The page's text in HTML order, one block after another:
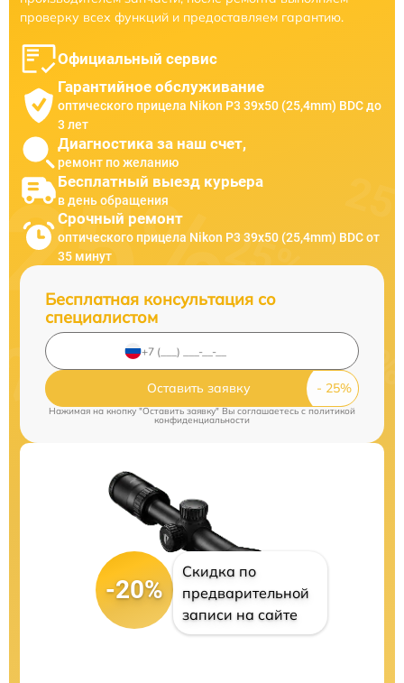
проверку всех функций и предоставляем гарантию.
Официальный сервис
Гарантийное обслуживание
оптического прицела Nikon P3 39x50 (25,4mm) BDC до
3 лет
Диагностика за наш счет,
ремонт по желанию
Бесплатный выезд курьера
в день обращения
Срочный ремонт
оптического прицела Nikon P3 39x50 (25,4mm) BDC от
35 минут
Бесплатная консультация со
специалистом
Оставить заявку
Нажимая на кнопку "Оставить заявку" Вы соглашаетесь cполитикой
конфиденциальности
-20%
Скидка по
предварительной
записи на сайте